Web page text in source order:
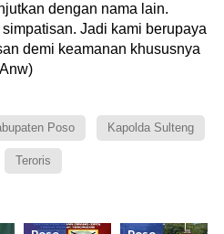
dengan nama lain.
Jadi kami berupaya
demi keamanan khususnya
Poso Kapolda Sulteng
Teroris